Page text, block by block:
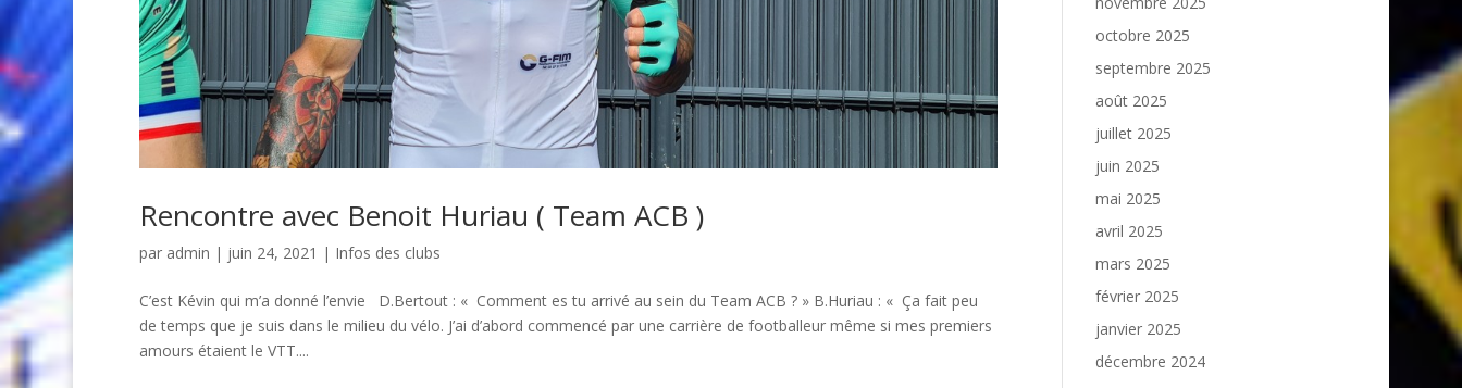
Rencontre avec Benoit Huriau ( Team ACB )
par admin | juin 24, 2021 | Infos des clubs
C’est Kévin qui m’a donné l’envie D.Bertout : « Comment es tu arrivé au sein du Team ACB ? » B.Huriau : « Ça fait peu
de temps que je suis dans le milieu du vélo. J’ai d’abord commencé par une carrière de footballeur même si mes premiers
amours étaient le VTT....
octobre 2025
septembre 2025
août 2025
juillet 2025
juin 2025
mai 2025
avril 2025
mars 2025
février 2025
janvier 2025
décembre 2024